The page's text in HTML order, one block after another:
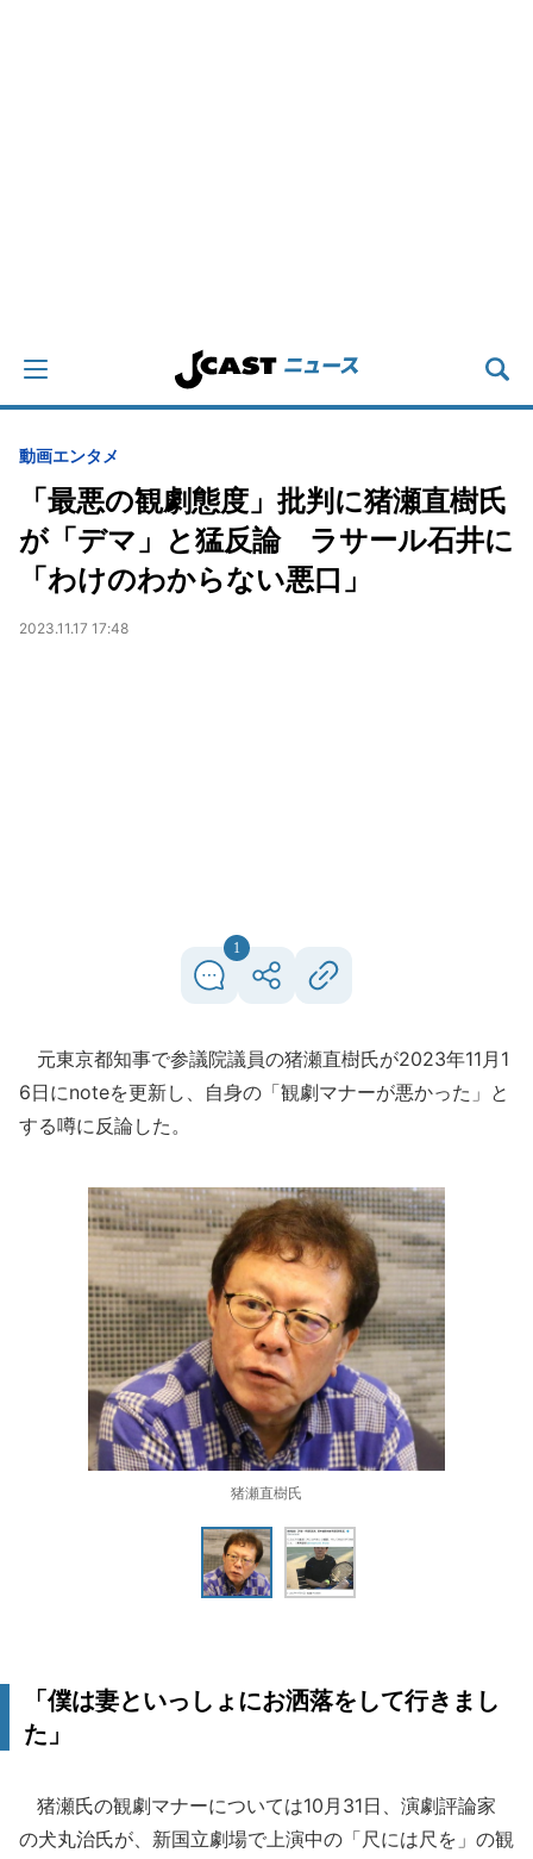
動画エンタメ
「最悪の観劇態度」批判に猪瀬直樹氏
が「デマ」と猛反論 ラサール石井に
「わけのわからない悪口」
2023.11.17 17:48
1
元東京都知事で参議院議員の猪瀬直樹氏が2023年11月1
6日にnoteを更新し、自身の「観劇マナーが悪かった」と
する噂に反論した。
猪瀬直樹氏
「僕は妻といっしょにお洒落をして行きまし
た」
猪瀬氏の観劇マナーについては10月31日、演劇評論家
の犬丸治氏が、新国立劇場で上演中の「尺には尺を」の観